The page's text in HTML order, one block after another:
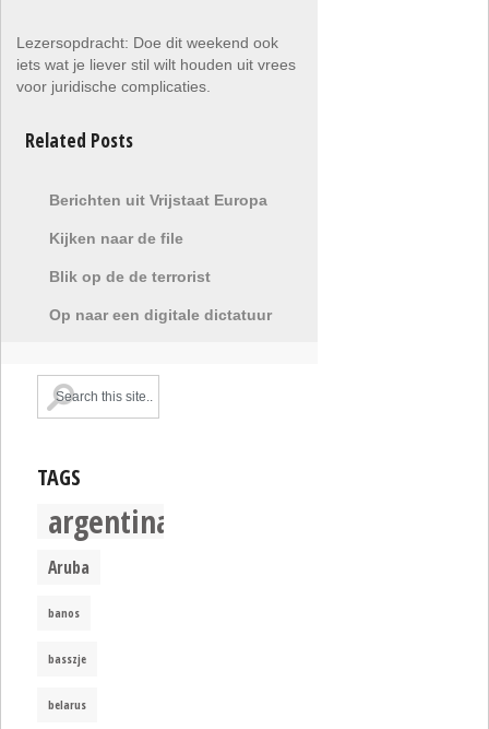
Lezersopdracht: Doe dit weekend ook
iets wat je liever stil wilt houden uit vrees
voor juridische complicaties.
Related Posts
Berichten uit Vrijstaat Europa
Kijken naar de file
Blik op de de terrorist
Op naar een digitale dictatuur
TAGS
argentina
Aruba
banos
basszje
belarus